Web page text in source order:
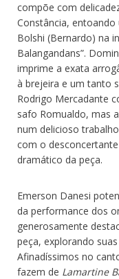
compõe com
Constância,
Bolshi (Bernardo) na
Balangandans”.
imprime a exata
à brejeira e um tanto
Rodrigo Mercadante
safo Romualdo, mas
num delicioso
com o
dramático da peça.
Emerson Danesi
da performance dos
generosamente
peça, explorando
Afinadíssimos no
fazem de Lamartine